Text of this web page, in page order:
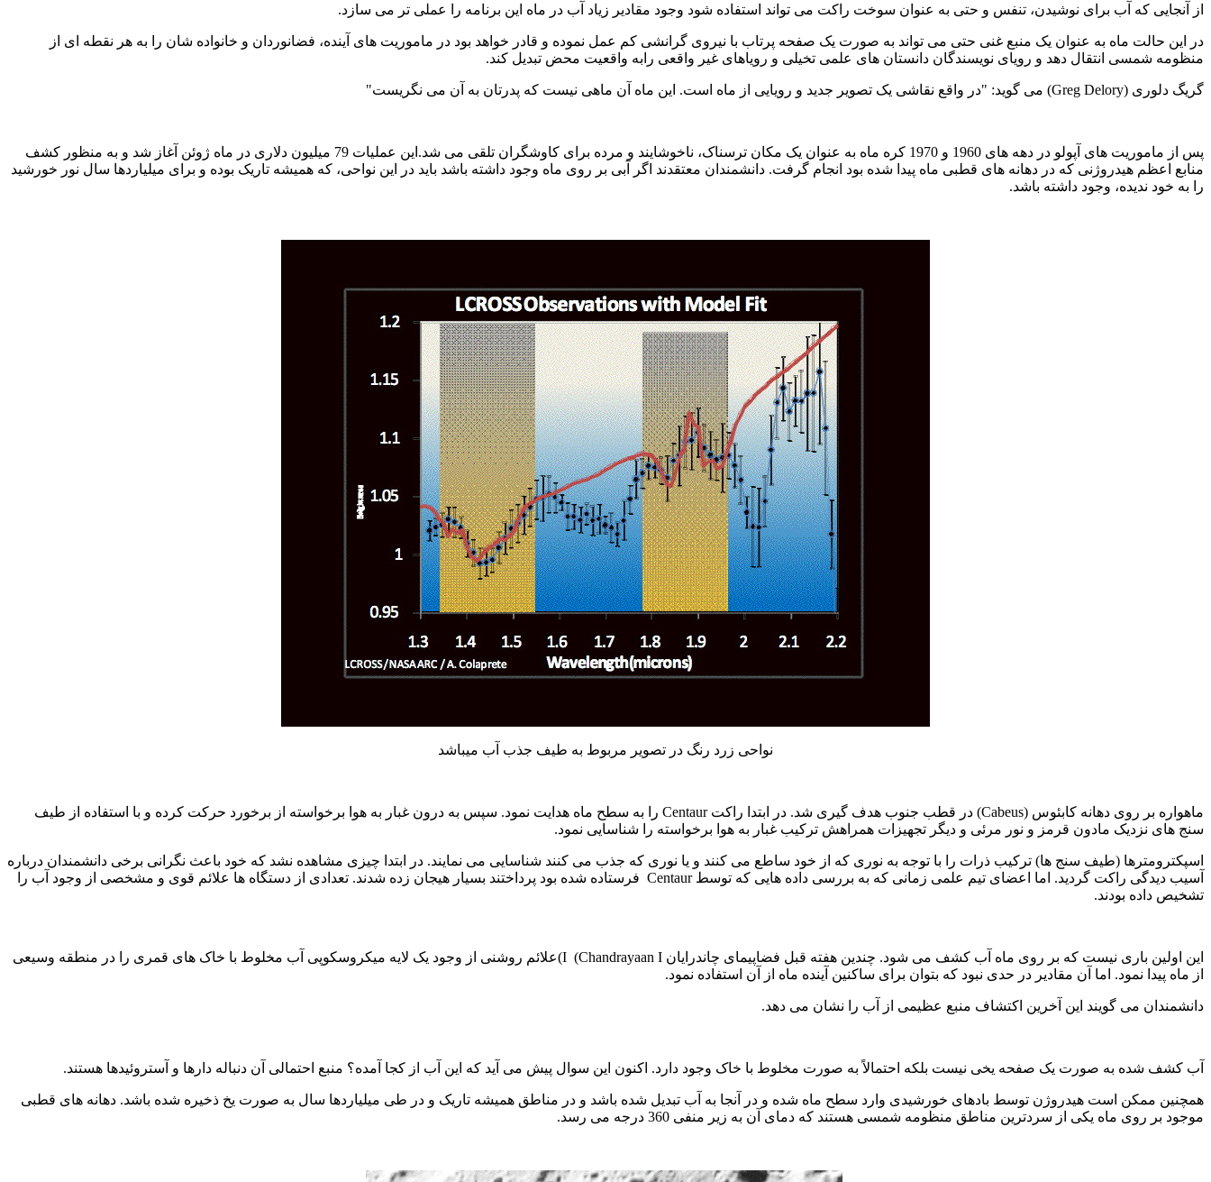
از آنجایی که آب برای نوشیدن، تنفس و حتی به عنوان سوخت راکت می تواند استفاده شود وجود مقادیر زیاد آب در ماه این برنامه را عملی تر می سازد.
در این حالت ماه به عنوان یک منبع غنی حتی می تواند به صورت یک صفحه پرتاب با نیروی گرانشی کم عمل نموده و قادر خواهد بود در ماموریت های آینده، فضانوردان و خانواده شان را به هر نقطه ای از
منظومه شمسی انتقال دهد و رویای نویسندگان دانستان های علمی تخیلی و رویاهای غیر واقعی رابه واقعیت محض تبدیل کند.
گریگ دلوری (Greg Delory) می گوید: "در واقع نقاشی یک تصویر جدید و رویایی از ماه است. این ماه آن ماهی نیست که پدرتان به آن می نگریست"
پس از ماموریت های آپولو در دهه های 1960 و 1970 کره ماه به عنوان یک مکان ترسناک، ناخوشایند و مرده برای کاوشگران تلقی می شد.این عملیات 79 میلیون دلاری در ماه ژوئن آغاز شد و به منظور کشف
منابع اعظم هیدروژنی که در دهانه های قطبی ماه پیدا شده بود انجام گرفت. دانشمندان معتقدند اگر آبی بر روی ماه وجود داشته باشد باید در این نواحی، که همیشه تاریک بوده و برای میلیاردها سال نور خورشید
را به خود ندیده، وجود داشته باشد.
نواحی زرد رنگ در تصویر مربوط به طیف جذب آب میباشد
ماهواره بر روی دهانه کابئوس (Cabeus) در قطب جنوب هدف گیری شد. در ابتدا راکتCentaur را به سطح ماه هدایت نمود. سپس به درون غبار به هوا برخواسته از برخورد حرکت کرده و با استفاده از طیف
سنج های نزدیک مادون قرمز و نور مرئی و دیگر تجهیزات همراهش ترکیب غبار به هوا برخواسته را شناسایی نمود.
اسپکترومترها (طیف سنج ها) ترکیب ذرات را با توجه به نوری که از خود ساطع می کنند و یا نوری که جذب می کنند شناسایی می نمایند. در ابتدا چیزی مشاهده نشد که خود باعث نگرانی برخی دانشمندان درباره
آسیب دیدگی راکت گردید. اما اعضای تیم علمی زمانی که به بررسی داده هایی که توسطCentaur فرستاده شده بود پرداختند بسیار هیجان زده شدند. تعدادی از دستگاه ها علائم قوی و مشخصی از وجود آب را
تشخیص داده بودند.
این اولین باری نیست که بر روی ماه آب کشف می شود. چندین هفته قبل فضاپیمای چاندرایان I (Chandrayaan I
)علائم روشنی از وجود یک لایه میکروسکوپی آب مخلوط با خاک های قمری را در منطقه وسیعی
از ماه پیدا نمود. اما آن مقادیر در حدی نبود که بتوان برای ساکنین آینده ماه از آن استفاده نمود.
دانشمندان می گویند این آخرین اکتشاف منبع عظیمی از آب را نشان می دهد.
آب کشف شده به صورت یک صفحه یخی نیست بلکه احتمالاً به صورت مخلوط با خاک وجود دارد. اکنون این سوال پیش می آید که این آب از کجا آمده؟ منبع احتمالی آن دنباله دارها و آستروئیدها هستند.
همچنین ممکن است هیدروژن توسط بادهای خورشیدی وارد سطح ماه شده و در آنجا به آب تبدیل شده باشد و در مناطق همیشه تاریک و در طی میلیاردها سال به صورت یخ ذخیره شده باشد. دهانه های قطبی
موجود بر روی ماه یکی از سردترین مناطق منظومه شمسی هستند که دمای آن به زیر منفی 360 درجه می رسد.